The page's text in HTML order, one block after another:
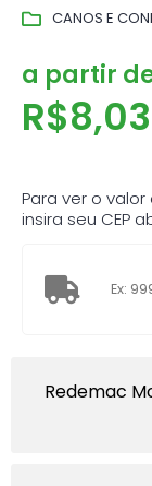
CANOS E
a partir
R$8,03
Para ver o
insira seu CEP
Redemac